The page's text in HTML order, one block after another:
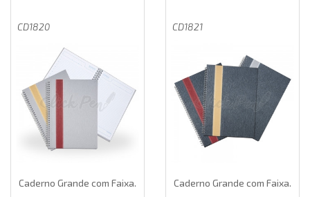
CD1820
Caderno Grande com Faixa.
CD1821
Caderno Grande com Faixa.